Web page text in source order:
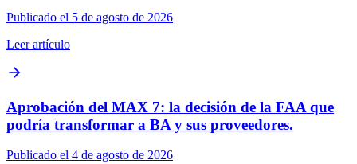
Publicado el 5 de agosto de 2026
Leer artículo
Aprobación del MAX 7: la decisión de la FAA que
podría transformar a BA y sus proveedores.
Publicado el 4 de agosto de 2026